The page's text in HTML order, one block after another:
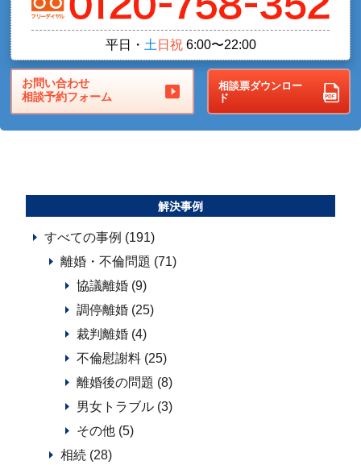
平日・ 土日祝6:00〜22:00
お問い合わせ
相談予約フォーム
相談票ダウンロー
ド
解決事例
すべての事例 (191)
離婚・不倫問題 (71)
協議離婚 (9)
調停離婚 (25)
裁判離婚 (4)
不倫慰謝料 (25)
離婚後の問題 (8)
男女トラブル (3)
その他 (5)
相続 (28)